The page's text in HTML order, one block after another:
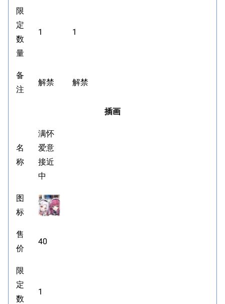
限
定
数
量
1 1
备
注
解禁 解禁
插画
名
称
满怀
爱意
接近
中
图
标
售
价
40
限
定
数
1